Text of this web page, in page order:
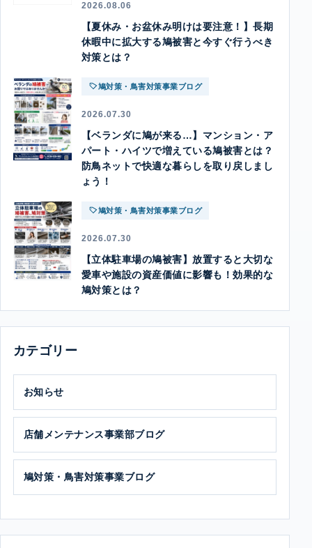
2026.08.06
【夏休み・お盆休み明けは要注意！】長期
休暇中に拡大する鳩被害と今すぐ行うべき
対策とは？
鳩対策・鳥害対策事業ブログ
2026.07.30
【ベランダに鳩が来る…】マンション・ア
パート・ハイツで増えている鳩被害とは？
防鳥ネットで快適な暮らしを取り戻しまし
ょう！
鳩対策・鳥害対策事業ブログ
2026.07.30
【立体駐車場の鳩被害】放置すると大切な
愛車や施設の資産価値に影響も！効果的な
鳩対策とは？
カテゴリー
お知らせ
店舗メンテナンス事業部ブログ
鳩対策・鳥害対策事業ブログ